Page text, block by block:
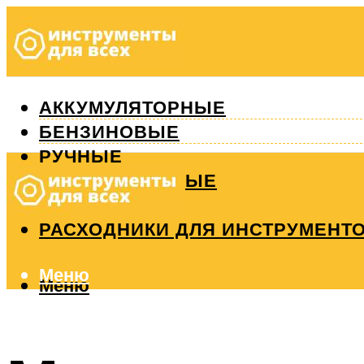
АККУМУЛЯТОРНЫЕ
БЕНЗИНОВЫЕ
РУЧНЫЕ
ИЗМЕРИТЕЛЬНЫЕ
РЕМОНТ
РАСХОДНИКИ ДЛЯ
Меню
Меню